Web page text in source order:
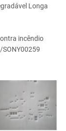
Longa
incêndio